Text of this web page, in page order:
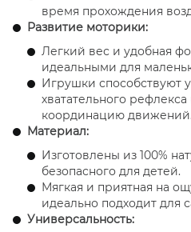
время прохождения
Развитие моторики:
Легкий вес и удобная
идеальными для
Игрушки способствуют
хватательного
координацию движений.
Материал:
Изготовлены из 100%
безопасного для детей.
Мягкая и приятная на
идеально подходит для
Универсальность: